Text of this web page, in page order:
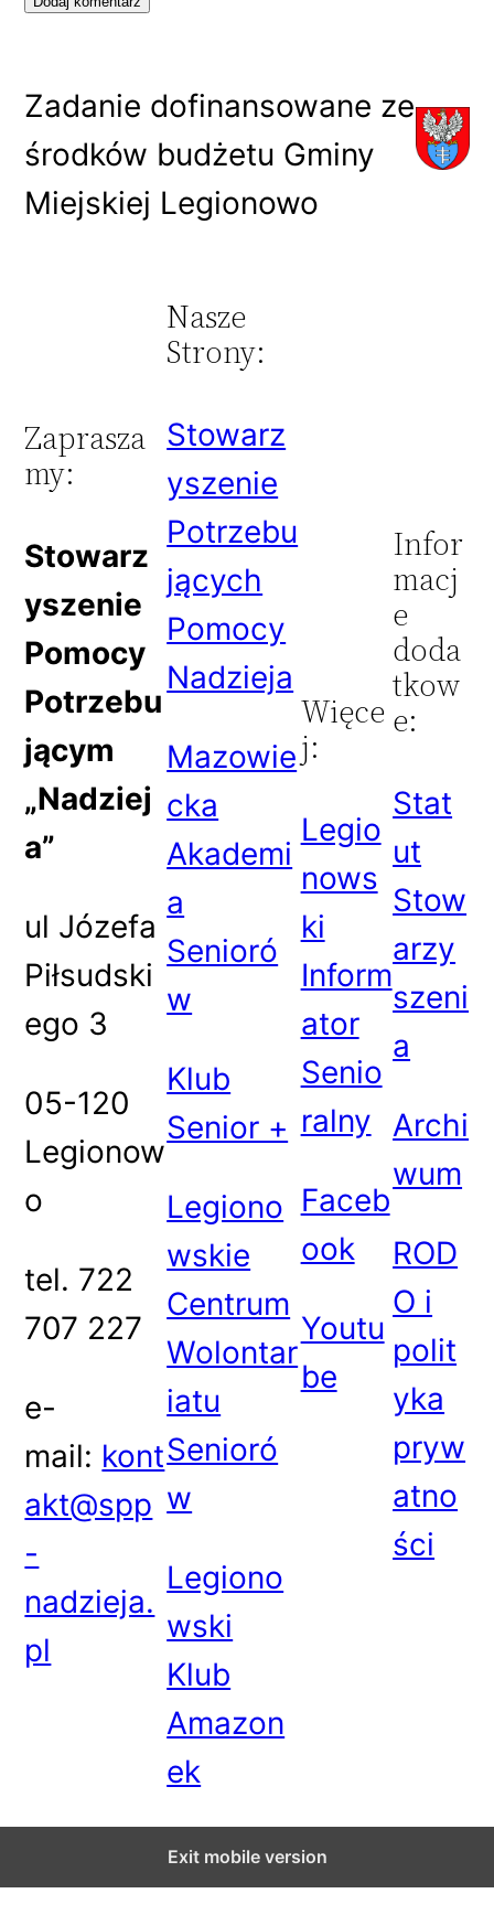
Zadanie dofinansowane ze
środków budżetu Gminy
Miejskiej Legionowo
Zaprasza
my:
Stowarz
yszenie
Pomocy
Potrzebu
jącym
„Nadziej
a”
ul Józefa
Piłsudski
ego 3
05-120
Legionow
o
tel. 722
707 227
e-
mail: kont
akt@spp
-
nadzieja.
pl
Nasze
Strony:
Stowarz
yszenie
Potrzebu
jących
Pomocy
Nadzieja
Mazowie
cka
Akademi
a
Senioró
w
Klub
Senior +
Legiono
wskie
Centrum
Wolontar
iatu
Senioró
w
Legiono
wski
Klub
Amazon
ek
Więce
j:
Legio
nows
ki
Inform
ator
Senio
ralny
Faceb
ook
Youtu
be
Infor
macj
e
doda
tkow
e:
Stat
ut
Stow
arzy
szeni
a
Archi
wum
ROD
O i
polit
yka
pryw
atno
ści
Exit mobile version